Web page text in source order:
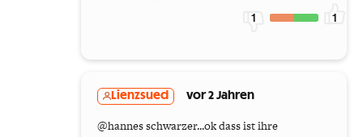
1 1
Lienzsued vor 2 Jahren
@hannes schwarzer...ok dass ist ihre